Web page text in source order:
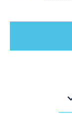
Cuando